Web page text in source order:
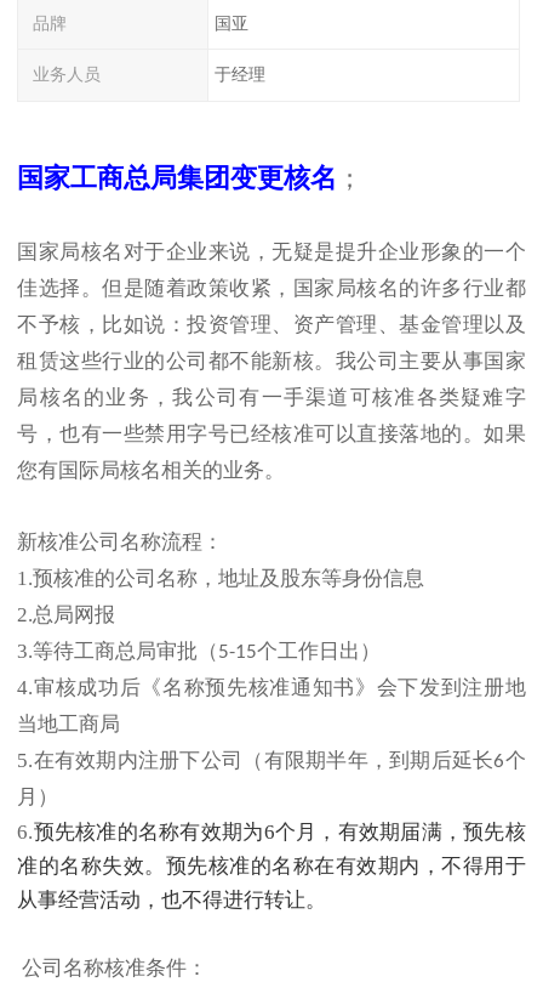
品牌 国亚
业务人员 于经理
国家工商总局集团变更核名 ；
国家局核名对于企业来说，无疑是提升企业形象的一个
佳选择。但是随着政策收紧，国家局核名的许多行业都
不予核，比如说：投资管理、资产管理、基金管理以及
租赁这些行业的公司都不能新核。我公司主要从事国家
局核名的业务，我公司有一手渠道可核准各类疑难字
号，也有一些禁用字号已经核准可以直接落地的。如果
您有国际局核名相关的业务。
新核准公司名称流程：
1.预核准的公司名称，地址及股东等身份信息
2.总局网报
3.等待工商总局审批（5-15个工作日出）
4.审核成功后《名称预先核准通知书》会下发到注册地
当地工商局
5.在有效期内注册下公司（有限期半年，到期后延长6个
月）
6.预先核准的名称有效期为6个月，有效期届满，预先核
准的名称失效。预先核准的名称在有效期内，不得用于
从事经营活动，也不得进行转让。
公司名称核准条件：